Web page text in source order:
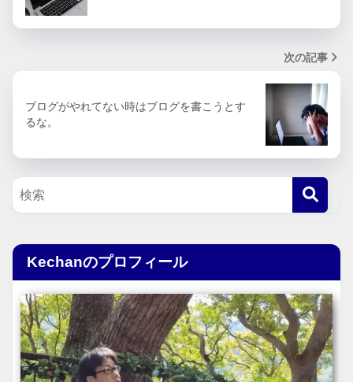
次の記事
ブログがやれてない時はブログを書こうとす
るな。
Kechanのプロフィール